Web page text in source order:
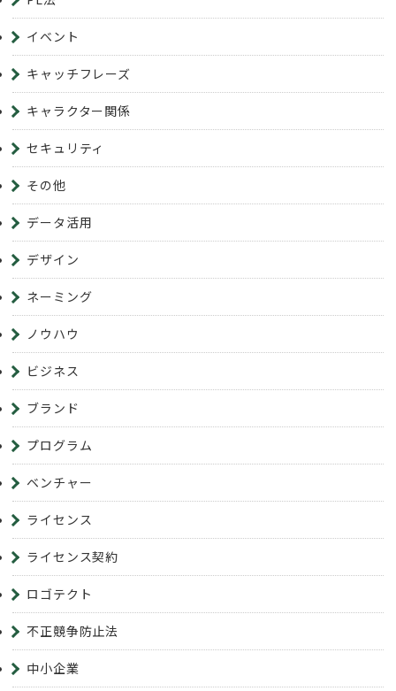
イベント
キャッチフレーズ
キャラクター関係
セキュリティ
その他
データ活用
デザイン
ネーミング
ノウハウ
ビジネス
ブランド
プログラム
ベンチャー
ライセンス
ライセンス契約
ロゴテクト
不正競争防止法
中小企業